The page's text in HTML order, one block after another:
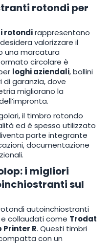
rotondi per
rotondirappresentano
valorizzare il
una marcatura
circolare è
loghi aziendali, bollini
garanzia, dove
migliorano la
il timbro rotondo
ed è spesso utilizzato
parte integrante
documentazione
i migliori
sul
autoinchiostranti
collaudati come Trodat
Printer R. Questi timbri
con un